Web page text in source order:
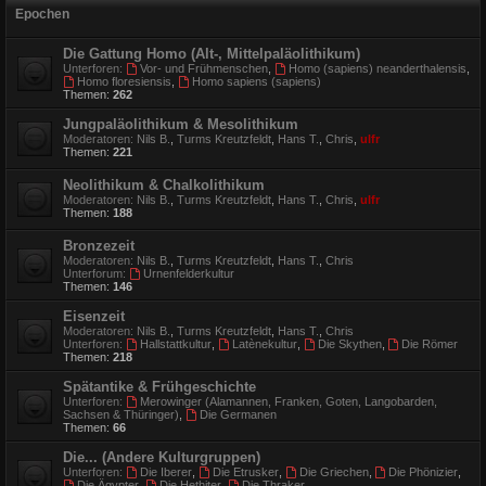
Epochen
Die Gattung Homo (Alt-, Mittelpaläolithikum)
Unterforen: Vor- und Frühmenschen, Homo (sapiens) neanderthalensis
Homo floresiensis
Homo sapiens (sapiens)
Themen: 262
Jungpaläolithikum & Mesolithikum
Moderatoren: Nils B. Turms Kreutzfeldt Hans T. Chris ulfr
Themen: 221
Neolithikum & Chalkolithikum
Moderatoren: Nils B. Turms Kreutzfeldt Hans T. Chris ulfr
Themen: 188
Bronzezeit
Moderatoren: Nils B. Turms Kreutzfeldt Hans T.
Chris
Unterforum:
Urnenfelderkultur
Themen: 146
Eisenzeit
Moderatoren: Nils B. Turms Kreutzfeldt Hans T.
Chris
Unterforen:
Hallstattkultur, Latènekultur, Die Skythen,
Die Römer
Themen: 218
Spätantike & Frühgeschichte
Unterforen:
Merowinger (Alamannen, Franken, Goten, Langobarden,
Sachsen & Thüringer)
Die Germanen
Themen: 66
Die... (Andere Kulturgruppen)
Unterforen: Die Iberer, Die Etrusker, Die Griechen, Die Phönizier